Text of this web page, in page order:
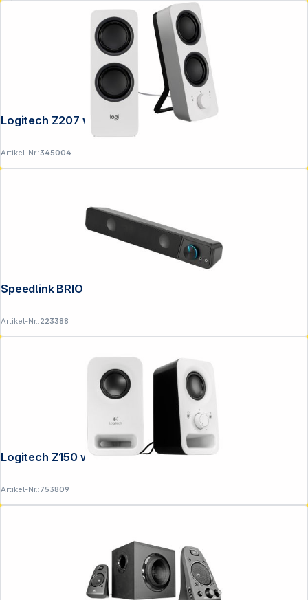
Logitech Z207 weiß
Artikel-Nr.:345004
Artikel-Nr.:223388
Logitech Z150 weiss
Artikel-Nr.:753809